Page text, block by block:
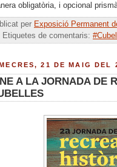
obligatòria, i opcional
per Exposició Permanent
Etiquetes de comentaris:
21 DE MAIG DEL
A LA JORNADA DE